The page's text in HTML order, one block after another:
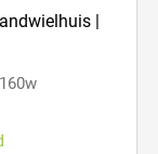
0 van 5 sterren
|